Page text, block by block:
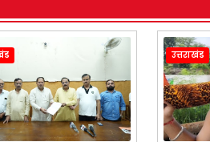
उत्तराखंड